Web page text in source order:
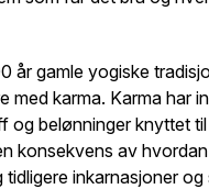
år gamle yogiske
med karma. Karma har
og belønninger knyttet til
konsekvens av
tidligere inkarnasjoner og